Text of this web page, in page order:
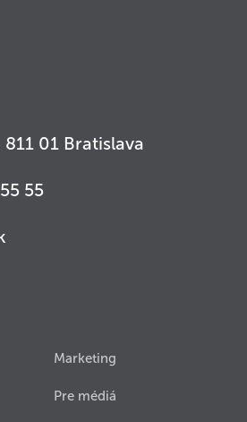
01 Bratislava
55
Marketing
Pre médiá